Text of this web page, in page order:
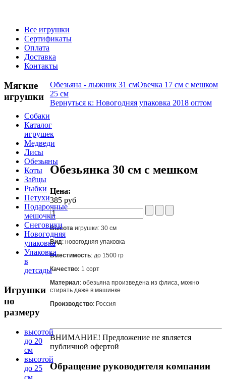
Все игрушки
Сертификаты
Оплата
Доставка
Контакты
Обезьяна - лыжник 31 смОвечка 17 см с мешком
25 см
Вернуться к: Новогодняя упаковка 2018 оптом
Обезьянка 30 см с мешком
Цена:
385 руб
Высота игрушки: 30 см
Вид: новогодняя упаковка
Вместимость: до 1500 гр
Качество: 1 сорт
Материал: обезьяна произведена из флиса, можно
стирать даже в машинке
Производство: Россия
ВНИМАНИЕ! Предложение не является
публичной офертой
Обращениеруководителя компании
Мягкие
игрушки
Собаки
Каталог
игрушек
Медведи
Лисы
Обезьяны
Коты
Зайцы
Рыбки
Петухи
Подарочные
мешочки
Снеговики
Новогодняя
упаковка
Упаковка
в
детсады
Игрушки
по
размеру
высотой
до 20
см
высотой
до 25
см